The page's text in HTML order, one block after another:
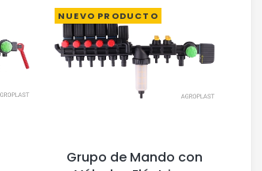
NUEVO PRODUCTO
Grupo de Mando con